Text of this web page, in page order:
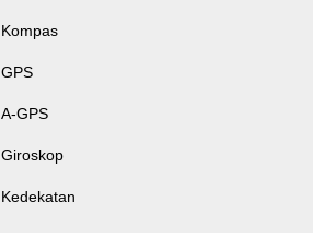
Kompas
GPS
A-GPS
Giroskop
Kedekatan